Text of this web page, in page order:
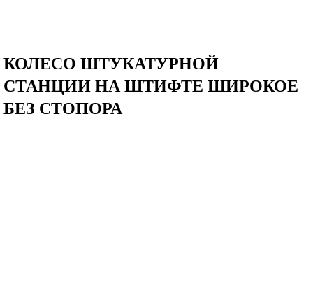
КОЛЕСО ШТУКАТУРНОЙ
СТАНЦИИ НА ШТИФТЕ ШИРОКОЕ
БЕЗ СТОПОРА